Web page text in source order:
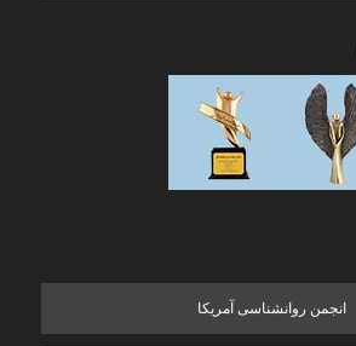
انجمن روانشناسی آمریکا